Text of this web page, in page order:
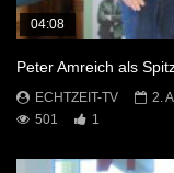
04:08
Peter Amreich als
ECHTZEIT-TV
2.
501
1